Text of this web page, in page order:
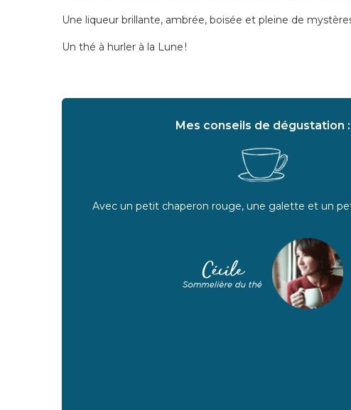
Une liqueur brillante, ambrée, boisée et pleine de
Un thé à hurler à la Lune !
Mes conseils de dégustation :
Avec un petit chaperon rouge, une galette et un